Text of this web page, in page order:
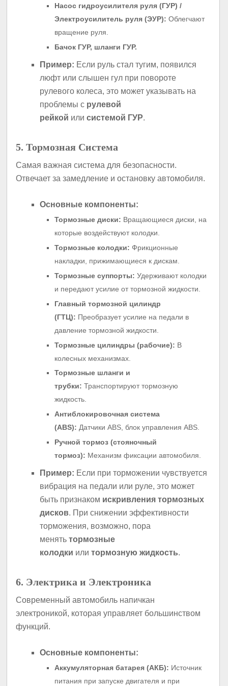
Насос гидроусилителя руля (ГУР) /
Электроусилитель руля (ЭУР): Облегчают
вращение руля.
Бачок ГУР, шланги ГУР.
Пример: Если руль стал тугим, появился
люфт или слышен гул при повороте
рулевого колеса, это может указывать на
проблемы с рулевой
рейкой илисистемой ГУР.
5. Тормозная Система
Самая важная система для безопасности.
Отвечает за замедление и остановку автомобиля.
Основные компоненты:
Тормозные диски: Вращающиеся диски, на
которые воздействуют колодки.
Тормозные колодки: Фрикционные
накладки, прижимающиеся к дискам.
Тормозные суппорты: Удерживают колодки
и передают усилие от тормозной жидкости.
Главный тормозной цилиндр
(ГТЦ): Преобразует усилие на педали в
давление тормозной жидкости.
Тормозные цилиндры (рабочие): В
колесных механизмах.
Тормозные шланги и
трубки: Транспортируют тормозную
жидкость.
Антиблокировочная система
(ABS): Датчики ABS, блок управления ABS.
Ручной тормоз (стояночный
тормоз): Механизм фиксации автомобиля.
Пример: Если при торможении чувствуется
вибрация на педали или руле, это может
быть признаком искривления тормозных
дисков. При снижении эффективности
торможения, возможно, пора
менятьтормозные
колодки илитормозную жидкость.
6. Электрика и Электроника
Современный автомобиль напичкан
электроникой, которая управляет большинством
функций.
Основные компоненты:
Аккумуляторная батарея (АКБ): Источник
питания при запуске двигателя и при